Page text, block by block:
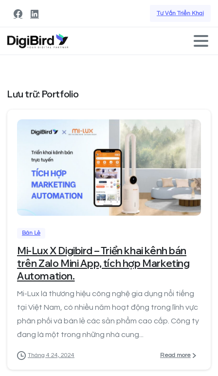
Tư Vấn Triển Khai
Lưu trữ: Portfolio
0
Bán Lẻ
Mi-Lux X Digibird – Triển khai kênh bán
trên Zalo Mini App, tích hợp Marketing
Automation.
Mi-Lux là thương hiệu công nghệ gia dụng nổi tiếng
tại Việt Nam, có nhiều năm hoạt động trong lĩnh vực
phân phối và bán lẻ các sản phẩm cao cấp. Công ty
đang là một trong những nhà cung...
Tháng 4 24, 2024 Read more